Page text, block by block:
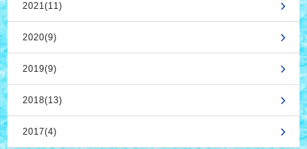
2021(11)
2020(9)
2019(9)
2018(13)
2017(4)